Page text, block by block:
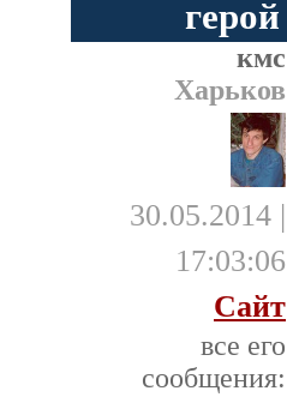
герой
кмс
Харьков
30.05.2014 |
17:03:06
Сайт
все его
сообщения: